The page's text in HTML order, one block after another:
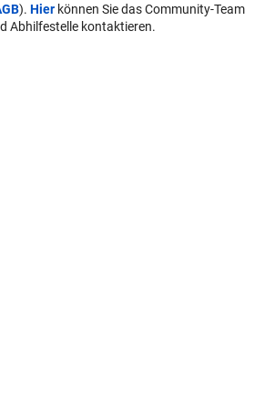
). Hier können Sie das Community-Team
Abhilfestelle kontaktieren.